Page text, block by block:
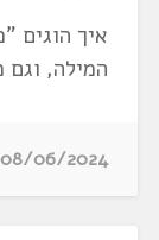
איך הוגים
המילה,
08/06/2024